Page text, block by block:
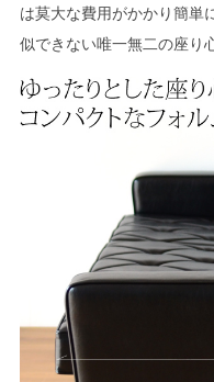
は莫大な費用がかかり簡単
似できない唯一無二の座り